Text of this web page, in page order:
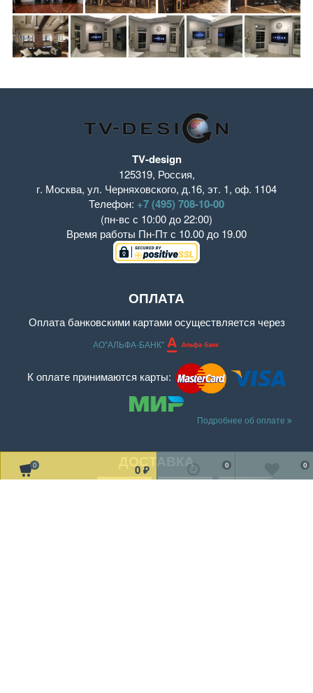
0 0 ₽
0
0
TV-design
125319, Россия,
г. Москва, ул. Черняховского, д.16, эт. 1, оф. 1104
Телефон: +7 (495) 708-10-00
(пн-вс с 10:00 до 22:00)
Время работы Пн-Пт с 10.00 до 19.00
ОПЛАТА
Оплата банковскими картами осуществляется через
АО"АЛЬФА-БАНК"
К оплате принимаются карты:
Подробнее об оплате
ДОСТАВКА